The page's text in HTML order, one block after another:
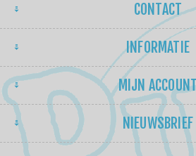
CONTACT
INFORMATIE
MIJN
NIEUWSBRIEF